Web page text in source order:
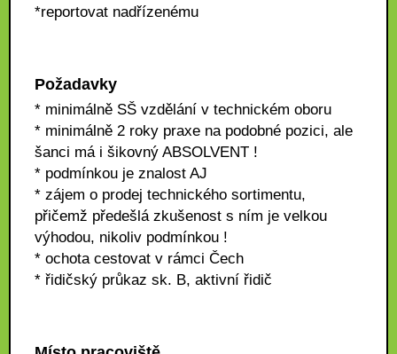
*reportovat nadřízenému
Požadavky
* minimálně SŠ vzdělání v technickém oboru
* minimálně 2 roky praxe na podobné pozici, ale
šanci má i šikovný ABSOLVENT !
* podmínkou je znalost AJ
* zájem o prodej technického sortimentu,
přičemž předešlá zkušenost s ním je velkou
výhodou, nikoliv podmínkou !
* ochota cestovat v rámci Čech
* řidičský průkaz sk. B, aktivní řidič